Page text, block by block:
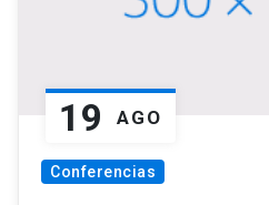
19 AGO
Conferencias